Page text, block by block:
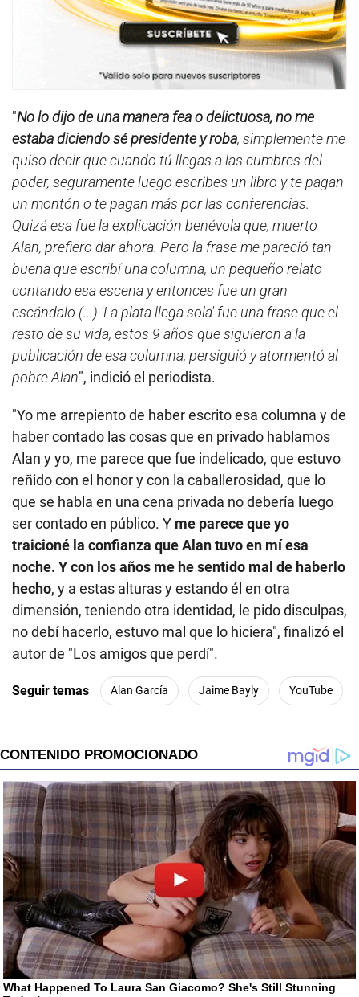
"No lo dijo de una manera fea o delictuosa, no me
estaba diciendo sé presidente y roba, simplemente me
quiso decir que cuando tú llegas a las cumbres del
poder, seguramente luego escribes un libro y te pagan
un montón o te pagan más por las conferencias.
Quizá esa fue la explicación benévola que, muerto
Alan, prefiero dar ahora. Pero la frase me pareció tan
buena que escribí una columna, un pequeño relato
contando esa escena y entonces fue un gran
escándalo (...) 'La plata llega sola' fue una frase que el
resto de su vida, estos 9 años que siguieron a la
publicación de esa columna, persiguió y atormentó al
pobre Alan", indició el periodista.
"Yo me arrepiento de haber escrito esa columna y de
haber contado las cosas que en privado hablamos
Alan y yo, me parece que fue indelicado, que estuvo
reñido con el honor y con la caballerosidad, que lo
que se habla en una cena privada no debería luego
ser contado en público. Y me parece que yo
traicioné la confianza que Alan tuvo en mí esa
noche. Y con los años me he sentido mal de haberlo
hecho, y a estas alturas y estando él en otra
dimensión, teniendo otra identidad, le pido disculpas,
no debí hacerlo, estuvo mal que lo hiciera", finalizó el
autor de "Los amigos que perdí".
Seguir temas Alan García Jaime Bayly YouTube